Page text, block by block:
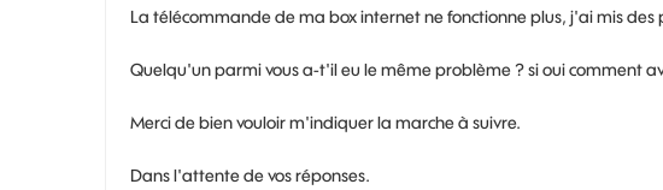
La télécommande de ma box internet ne fonctionne plus, j'ai mis des
Quelqu'un parmi vous a-t'il eu le même problème ? si oui comment
Merci de bien vouloir m'indiquer la marche à suivre.
Dans l'attente de vos réponses.